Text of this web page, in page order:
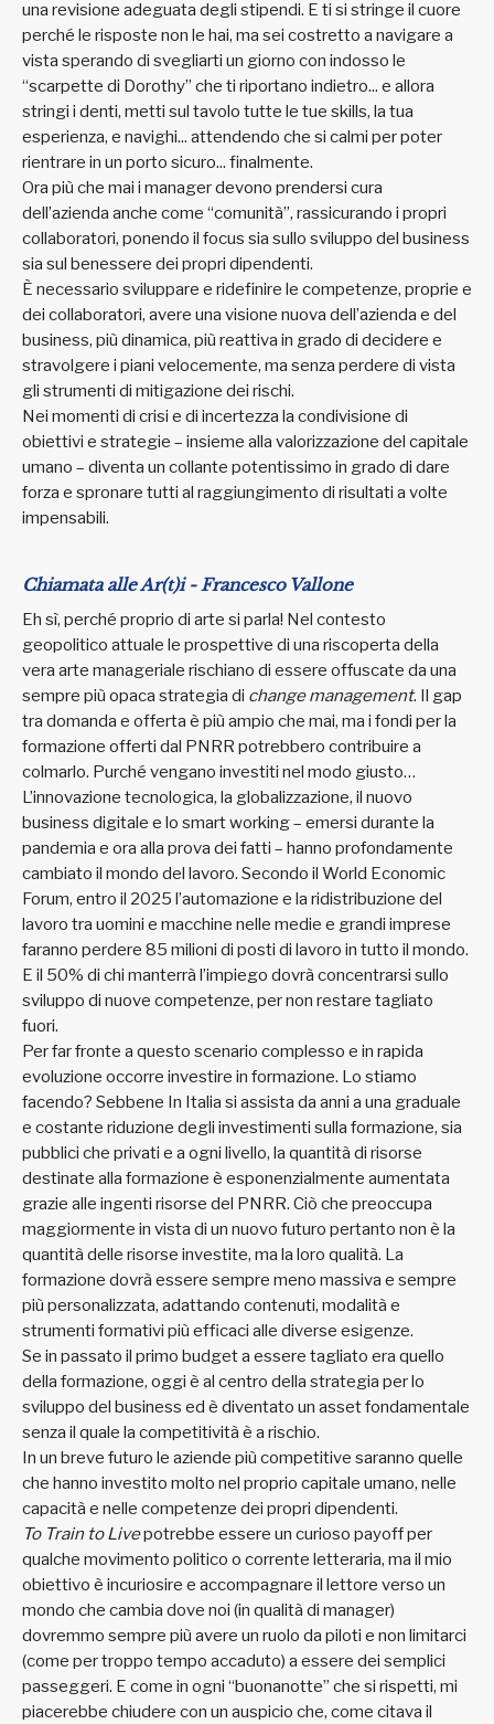
una revisione adeguata degli stipendi. E ti si stringe il cuore
perché le risposte non le hai, ma sei costretto a navigare a
vista sperando di svegliarti un giorno con indosso le
“scarpette di Dorothy” che ti riportano indietro... e allora
stringi i denti, metti sul tavolo tutte le tue skills, la tua
esperienza, e navighi... attendendo che si calmi per poter
rientrare in un porto sicuro... finalmente.
Ora più che mai i manager devono prendersi cura
dell’azienda anche come “comunità”, rassicurando i propri
collaboratori, ponendo il focus sia sullo sviluppo del business
sia sul benessere dei propri dipendenti.
È necessario sviluppare e ridefinire le competenze, proprie e
dei collaboratori, avere una visione nuova dell’azienda e del
business, più dinamica, più reattiva in grado di decidere e
stravolgere i piani velocemente, ma senza perdere di vista
gli strumenti di mitigazione dei rischi.
Nei momenti di crisi e di incertezza la condivisione di
obiettivi e strategie – insieme alla valorizzazione del capitale
umano – diventa un collante potentissimo in grado di dare
forza e spronare tutti al raggiungimento di risultati a volte
impensabili.
Chiamata alle Ar(t)i - Francesco Vallone
Eh sì, perché proprio di arte si parla! Nel contesto
geopolitico attuale le prospettive di una riscoperta della
vera arte manageriale rischiano di essere offuscate da una
sempre più opaca strategia di change management. Il gap
tra domanda e offerta è più ampio che mai, ma i fondi per la
formazione offerti dal PNRR potrebbero contribuire a
colmarlo. Purché vengano investiti nel modo giusto…
L’innovazione tecnologica, la globalizzazione, il nuovo
business digitale e lo smart working – emersi durante la
pandemia e ora alla prova dei fatti – hanno profondamente
cambiato il mondo del lavoro. Secondo il World Economic
Forum, entro il 2025 l’automazione e la ridistribuzione del
lavoro tra uomini e macchine nelle medie e grandi imprese
faranno perdere 85 milioni di posti di lavoro in tutto il mondo.
E il 50% di chi manterrà l’impiego dovrà concentrarsi sullo
sviluppo di nuove competenze, per non restare tagliato
fuori.
Per far fronte a questo scenario complesso e in rapida
evoluzione occorre investire in formazione. Lo stiamo
facendo? Sebbene In Italia si assista da anni a una graduale
e costante riduzione degli investimenti sulla formazione, sia
pubblici che privati e a ogni livello, la quantità di risorse
destinate alla formazione è esponenzialmente aumentata
grazie alle ingenti risorse del PNRR. Ciò che preoccupa
maggiormente in vista di un nuovo futuro pertanto non è la
quantità delle risorse investite, ma la loro qualità. La
formazione dovrà essere sempre meno massiva e sempre
più personalizzata, adattando contenuti, modalità e
strumenti formativi più efficaci alle diverse esigenze.
Se in passato il primo budget a essere tagliato era quello
della formazione, oggi è al centro della strategia per lo
sviluppo del business ed è diventato un asset fondamentale
senza il quale la competitività è a rischio.
In un breve futuro le aziende più competitive saranno quelle
che hanno investito molto nel proprio capitale umano, nelle
capacità e nelle competenze dei propri dipendenti.
To Train to Livepotrebbe essere un curioso payoff per
qualche movimento politico o corrente letteraria, ma il mio
obiettivo è incuriosire e accompagnare il lettore verso un
mondo che cambia dove noi (in qualità di manager)
dovremmo sempre più avere un ruolo da piloti e non limitarci
(come per troppo tempo accaduto) a essere dei semplici
passeggeri. E come in ogni “buonanotte” che si rispetti, mi
piacerebbe chiudere con un auspicio che, come citava il